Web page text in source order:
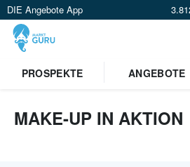
DIE Angebote App
PROSPEKTE
ANGEBOTE
MAKE-UP IN AKTION